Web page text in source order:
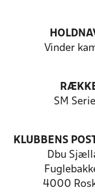
Vinder
SM
KLUBBENS
Dbu
4000